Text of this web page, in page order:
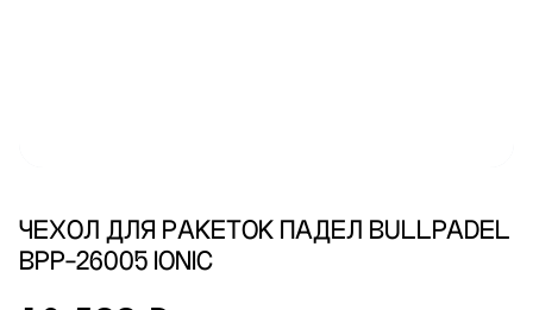
ЧЕХОЛ ДЛЯ РАКЕТОК ПАДЕЛ BULLPADEL
BPP-26005 IONIC